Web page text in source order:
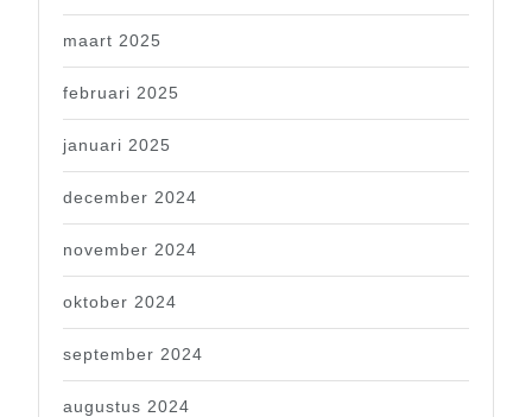
maart 2025
februari 2025
januari 2025
december 2024
november 2024
oktober 2024
september 2024
augustus 2024